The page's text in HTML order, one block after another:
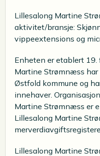
Lillesalong Martine
aktivitet/bransje:
vippeextensions og
Enheten er etablert
Martine Strømnæss har
Østfold kommune og
innehaver.
Martine Strømnæss er
Lillesalong Martine
Lillesalong Martine